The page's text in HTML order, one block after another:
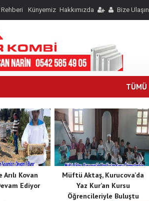
Künyemiz Hakkımızda Bize Ulaşın
TÜMÜ
Müftü Aktaş, Kurucova’da
Yaz Kur’an Kursu
Öğrencileriyle Buluştu
Arılı Kovan
Ediyor